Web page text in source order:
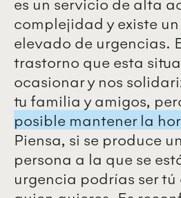
complejidad y existe
elevado de urgencias.
trastorno que esta
ocasionar y nos
tu familia y amigos,
posible mantener la
Piensa, si se produce
persona a la que se
urgencia podrías ser tú